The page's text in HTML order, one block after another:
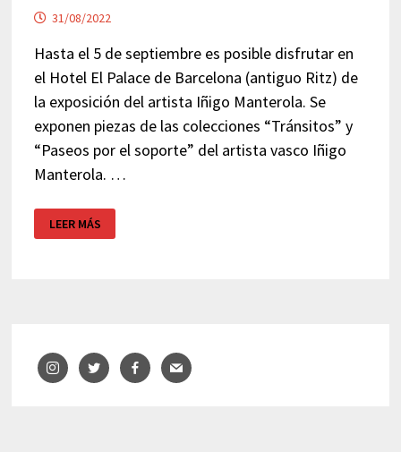
31/08/2022
Hasta el 5 de septiembre es posible disfrutar en
el Hotel El Palace de Barcelona (antiguo Ritz) de
la exposición del artista Iñigo Manterola. Se
exponen piezas de las colecciones “Tránsitos” y
“Paseos por el soporte” del artista vasco Iñigo
Manterola. …
EXPOSICIÓN
IÑIGO
MANTEROLA
LEER MÁS